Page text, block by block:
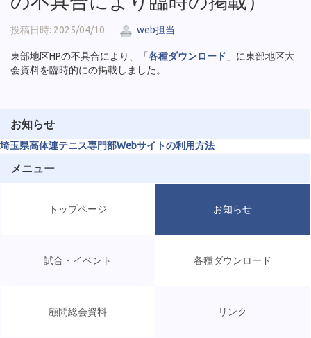
投稿日時: 2025/04/10 web担当
東部地区HPの不具合により、「各種ダウンロード 」に東部地区大
会資料を臨時的にの掲載しました。
お知らせ
埼玉県高体連テニス専門部Webサイトの利用方法
メニュー
トップページ お知らせ
試合・イベント 各種ダウンロード
顧問総会資料 リンク